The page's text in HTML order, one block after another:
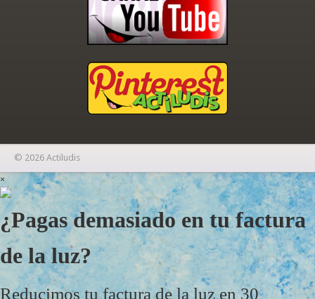
© 2026 Actiludis
×
¿Pagas demasiado en tu factura
de la luz?
Reducimos tu factura de la luz en 30